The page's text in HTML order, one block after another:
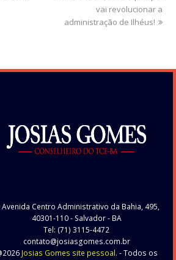
vai revolucionar a
administração de Ilhéus!
Avenida Centro Administrativo da Bahia, 495,
40301-110- Salvador - BA
Tel: (71) 3115-4472
contato@josiasgomes.com.br
Josias Gomes site pessoal. - Todos os